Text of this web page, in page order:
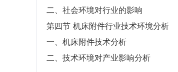
二、社会环境对行业的影响
第四节 机床附件行业技术环境分析
一、机床附件技术分析
二、技术环境对产业影响分析